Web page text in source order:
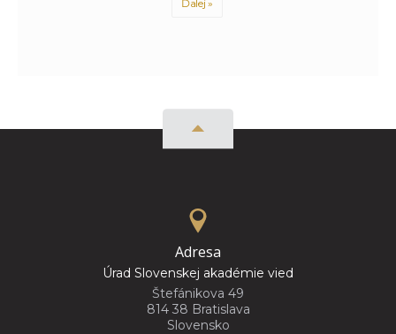
Ďalej »
Adresa
Úrad Slovenskej akadémie vied
Štefánikova 49
814 38 Bratislava
Slovensko